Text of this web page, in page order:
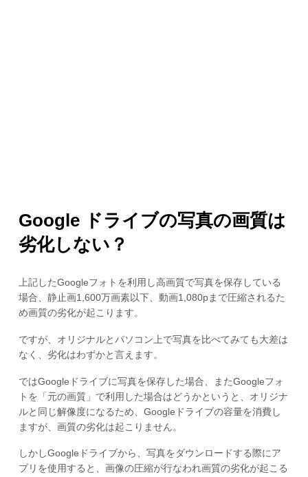
Google ドライブの写真の画質は
劣化しない？
上記したGoogleフォトを利用し高画質で写真を保存している
場合、静止画1,600万画素以下、動画1,080pまで圧縮されるた
め画質の劣化が起こります。
ですが、オリジナルとパソコン上で写真を比べてみても大差は
なく、劣化はわずかと言えます。
ではGoogleドライブに写真を保存した場合、またGoogleフォ
トを「元の画質」で利用した場合はどうかというと、オリジナ
ルと同じ解像度になるため、Googleドライブの容量を消費し
ますが、画質の劣化は起こりません。
しかしGoogleドライブから、写真をダウンロードする際にア
プリを使用すると、画像の圧縮が行なわれ画質の劣化が起こる